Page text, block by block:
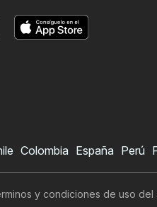
Colombia España Perú
y condiciones de uso del